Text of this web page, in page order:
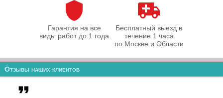
Гарантия на все
виды работ до 1 года
Бесплатный выезд в
течение 1 часа
по Москве и Области
Отзывы наших клиентов